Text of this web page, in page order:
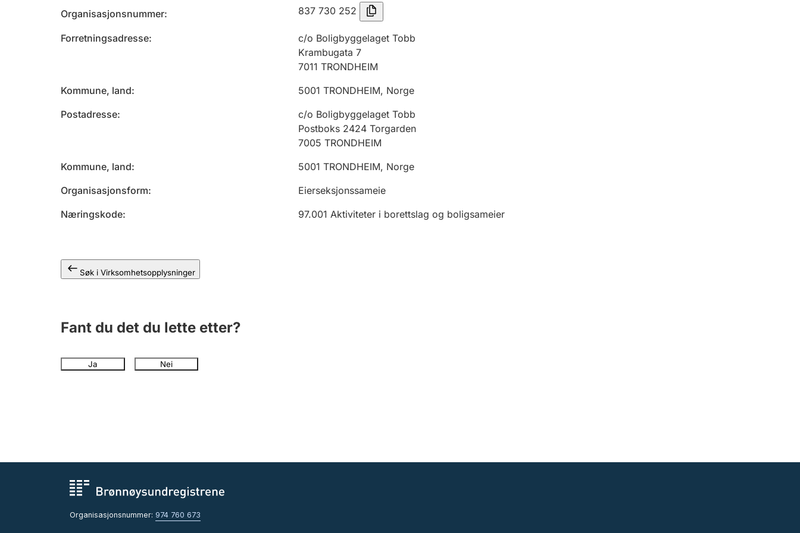
Organisasjonsnummer 837 730 252
Forretningsadresse
c/o Boligbyggelaget Tobb
Krambugata 7
7011 TRONDHEIM
Kommune, land
5001 TRONDHEIM, Norge
Postadresse
c/o Boligbyggelaget Tobb
Postboks 2424 Torgarden
7005 TRONDHEIM
Kommune, land
5001 TRONDHEIM, Norge
Organisasjonsform
Eierseksjonssameie
Næringskode
97.001 Aktiviteter i borettslag og boligsameier
Søk i Virksomhetsopplysninger
Fant du det du lette etter?
Ja Nei
Organisasjonsnummer: 974 760 673